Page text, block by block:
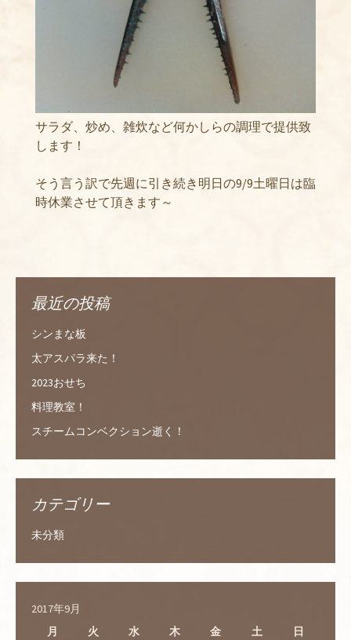
サラダ、炒め、雑炊など何かしらの調理で提供致
します！
そう言う訳で先週に引き続き明日の9/9土曜日は臨
時休業させて頂きます～
最近の投稿
シンまな板
太アスパラ来た！
2023おせち
料理教室！
スチームコンベクション逝く！
カテゴリー
未分類
2017年9月
月
火 水 木 金 土 日